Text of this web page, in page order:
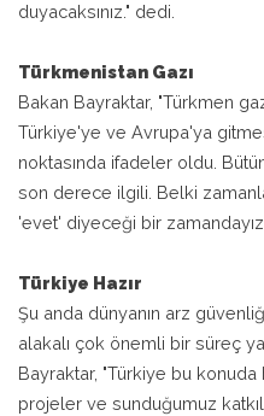
duyacaksınız." dedi.
Türkmenistan Gazı
Bakan Bayraktar, "Türkmen
Türkiye'ye ve Avrupa'ya
noktasında ifadeler oldu.
son derece ilgili. Belki
'evet' diyeceği bir
Türkiye Hazır
Şu anda dünyanın arz
alakalı çok önemli bir süreç
Bayraktar, "Türkiye bu konuda
projeler ve sunduğumuz